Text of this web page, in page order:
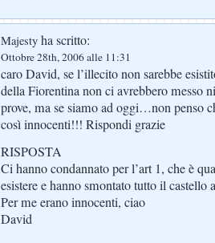
Majesty ha scritto:
Ottobre 28th, 2006 alle 11:31
caro David, se l’illecito non sarebbe
della Fiorentina non ci avrebbero messo
prove, ma se siamo ad oggi…non penso
così innocenti!!! Rispondi grazie
RISPOSTA
Ci hanno condannato per l’art 1, che è
esistere e hanno smontato tutto il castello
Per me erano innocenti, ciao
David